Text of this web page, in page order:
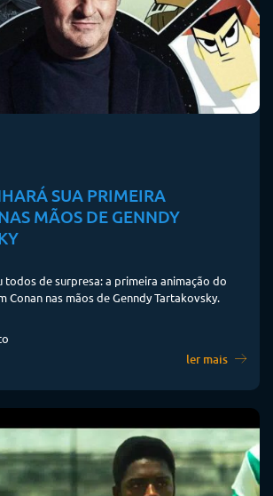
SUA PRIMEIRA
MÃOS DE GENNDY
todos de surpresa: a primeira animação do
Conan nas mãos de Genndy Tartakovsky.
ler mais